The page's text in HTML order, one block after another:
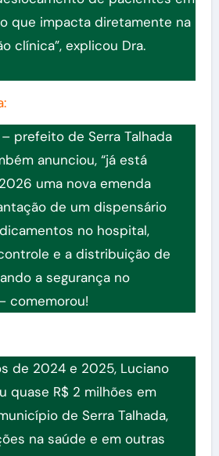
que impacta diretamente na
clínica”, explicou Dra.
prefeito de Serra Talhada
anunciou, “já está
uma nova emenda
de um dispensário
no hospital,
e a distribuição de
a segurança no
comemorou!
de 2024 e 2025, Luciano
quase R$ 2 milhões em
de Serra Talhada,
na saúde e em outras